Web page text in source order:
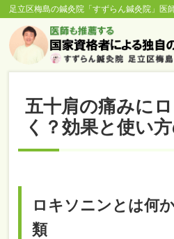
足立区梅島の鍼灸院「すずらん鍼灸院」医
五十肩の痛みに
く？効果と使い
ロキソニンとは何
類